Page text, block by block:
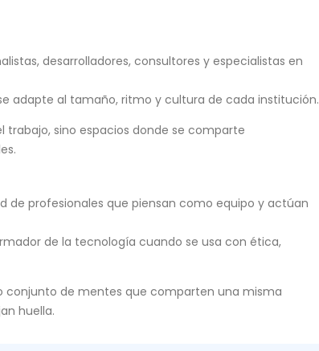
desarrolladores, consultores y especialistas en
adapte al tamaño, ritmo y cultura de cada institución.
trabajo, sino espacios donde se comparte
de profesionales que piensan como equipo y actúan
de la tecnología cuando se usa con ética,
conjunto de mentes que comparten una misma
huella.